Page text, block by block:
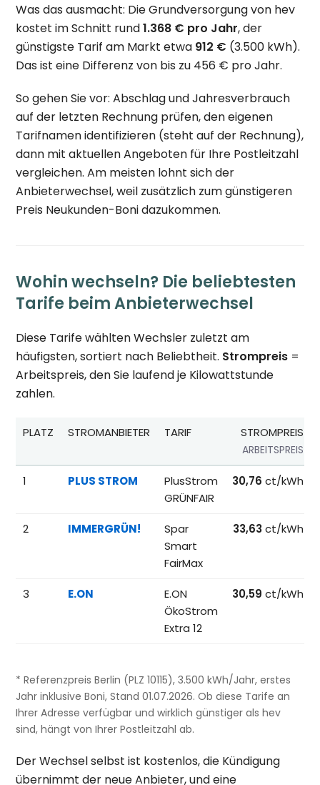
Was das ausmacht: Die Grundversorgung von hev
kostet im Schnitt rund1.368 € pro Jahr, der
günstigste Tarif am Markt etwa 912 € (3.500 kWh).
Das ist eine Differenz von bis zu 456 € pro Jahr.
So gehen Sie vor: Abschlag und Jahresverbrauch
auf der letzten Rechnung prüfen, den eigenen
Tarifnamen identifizieren (steht auf der Rechnung),
dann mit aktuellen Angeboten für Ihre Postleitzahl
vergleichen. Am meisten lohnt sich der
Anbieterwechsel, weil zusätzlich zum günstigeren
Preis Neukunden-Boni dazukommen.
Wohin wechseln? Die beliebtesten
Tarife beim Anbieterwechsel
Diese Tarife wählten Wechsler zuletzt am
häufigsten, sortiert nach Beliebtheit. Strompreis =
Arbeitspreis, den Sie laufend je Kilowattstunde
zahlen.
Beliebteste Tarife beim Anbieterwechsel;
PLATZ STROMANBIETER TARIF STROMPREIS
ARBEITSPREIS
1 PLUS STROM
PlusStrom
GRÜNFAIR
30,76 ct/kWh
2 IMMERGRÜN!
Spar
Smart
FairMax
33,63 ct/kWh
3 E.ON
E.ON
ÖkoStrom
Extra 12
30,59 ct/kWh
* Referenzpreis Berlin (PLZ 10115), 3.500 kWh/Jahr, erstes
Jahr inklusive Boni, Stand 01.07.2026. Ob diese Tarife an
Ihrer Adresse verfügbar und wirklich günstiger als hev
sind, hängt von Ihrer Postleitzahl ab.
Der Wechsel selbst ist kostenlos, die Kündigung
übernimmt der neue Anbieter, und eine